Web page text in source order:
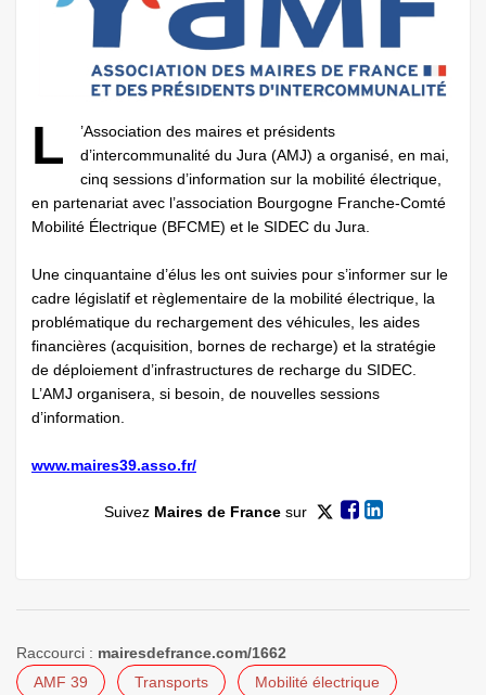
L
’Association des maires et présidents
d’intercommunalité du Jura (AMJ) a organisé, en mai,
cinq sessions d’information sur la mobilité électrique,
en partenariat avec l’association Bourgogne Franche-Comté
Mobilité Électrique (BFCME) et le SIDEC du Jura.
Une cinquantaine d’élus les ont suivies pour s’informer sur le
cadre législatif et règlementaire de la mobilité électrique, la
problématique du rechargement des véhicules, les aides
financières (acquisition, bornes de recharge) et la stratégie
de déploiement d’infrastructures de recharge du SIDEC.
L’AMJ organisera, si besoin, de nouvelles sessions
d’information.
www.maires39.asso.fr/
Suivez Maires de Francesur
Raccourci : mairesdefrance.com/1662
AMF 39
Transports Mobilité électrique